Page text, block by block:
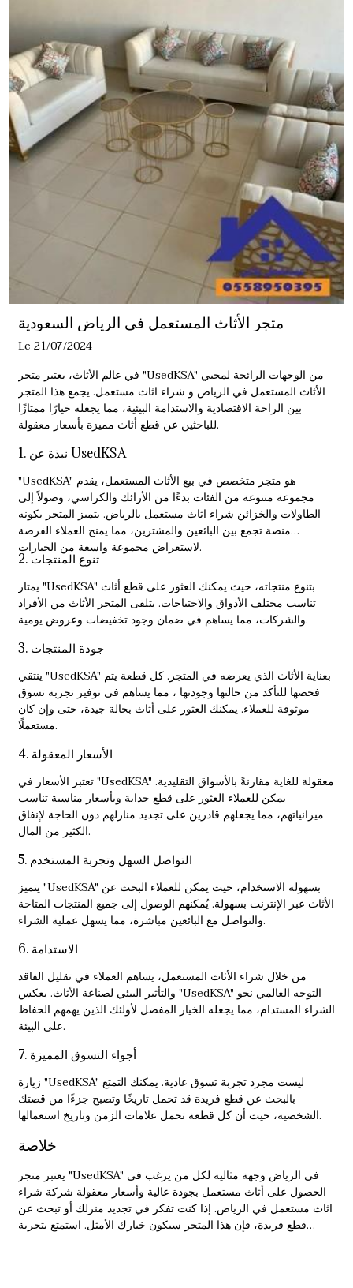
متجر الأثاث المستعمل في الرياض السعودية
Le 21/07/2024
في عالم الأثاث، يعتبر متجر "UsedKSA" من الوجهات الرائجة لمحبي
الأثاث المستعمل في الرياض و شراء اثاث مستعمل. يجمع هذا المتجر
بين الراحة الاقتصادية والاستدامة البيئية، مما يجعله خيارًا ممتازًا
للباحثين عن قطع أثاث مميزة بأسعار معقولة.
1. نبذة عن UsedKSA
"UsedKSA" هو متجر متخصص في بيع الأثاث المستعمل، يقدم
مجموعة متنوعة من الفئات بدءًا من الأرائك والكراسي، وصولاً إلى
الطاولات والخزائن شراء اثاث مستعمل بالرياض. يتميز المتجر بكونه
منصة تجمع بين البائعين والمشترين، مما يمنح العملاء الفرصة
لاستعراض مجموعة واسعة من الخيارات.
2. تنوع المنتجات
يمتاز "UsedKSA" بتنوع منتجاته، حيث يمكنك العثور على قطع أثاث
تناسب مختلف الأذواق والاحتياجات. يتلقى المتجر الأثاث من الأفراد
والشركات، مما يساهم في ضمان وجود تخفيضات وعروض يومية.
3. جودة المنتجات
ينتقي "UsedKSA" بعناية الأثاث الذي يعرضه في المتجر. كل قطعة يتم
فحصها للتأكد من حالتها وجودتها ، مما يساهم في توفير تجربة تسوق
موثوقة للعملاء. يمكنك العثور على أثاث بحالة جيدة، حتى وإن كان
مستعملًا.
4. الأسعار المعقولة
تعتبر الأسعار في "UsedKSA" معقولة للغاية مقارنةً بالأسواق التقليدية.
يمكن للعملاء العثور على قطع جذابة وبأسعار مناسبة تناسب
ميزانياتهم، مما يجعلهم قادرين على تجديد منازلهم دون الحاجة لإنفاق
الكثير من المال.
5. التواصل السهل وتجربة المستخدم
يتميز "UsedKSA" بسهولة الاستخدام، حيث يمكن للعملاء البحث عن
الأثاث عبر الإنترنت بسهولة. يُمكنهم الوصول إلى جميع المنتجات المتاحة
والتواصل مع البائعين مباشرة، مما يسهل عملية الشراء.
6. الاستدامة
من خلال شراء الأثاث المستعمل، يساهم العملاء في تقليل الفاقد
والتأثير البيئي لصناعة الأثاث. يعكس "UsedKSA" التوجه العالمي نحو
الشراء المستدام، مما يجعله الخيار المفضل لأولئك الذين يهمهم الحفاظ
على البيئة.
7. أجواء التسوق المميزة
زيارة "UsedKSA" ليست مجرد تجربة تسوق عادية. يمكنك التمتع
بالبحث عن قطع فريدة قد تحمل تاريخًا وتصبح جزءًا من قصتك
الشخصية، حيث أن كل قطعة تحمل علامات الزمن وتاريخ استعمالها.
خلاصة
يعتبر متجر "UsedKSA" في الرياض وجهة مثالية لكل من يرغب في
الحصول على أثاث مستعمل بجودة عالية وأسعار معقولة شركة شراء
اثاث مستعمل في الرياض. إذا كنت تفكر في تجديد منزلك أو تبحث عن
قطع فريدة، فإن هذا المتجر سيكون خيارك الأمثل. استمتع بتجربة